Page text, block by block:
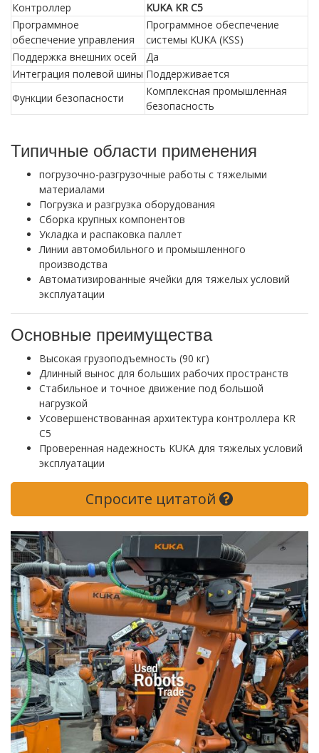
Контроллер
KUKA KR C5
Программное
обеспечение управления
Программное обеспечение
системы KUKA (KSS)
Поддержка внешних осей
Да
Интеграция полевой шины Поддерживается
Функции безопасности
Комплексная промышленная
безопасность
Типичные области применения
погрузочно-разгрузочные работы с тяжелыми
материалами
Погрузка и разгрузка оборудования
Сборка крупных компонентов
Укладка и распаковка паллет
Линии автомобильного и промышленного
производства
Автоматизированные ячейки для тяжелых условий
эксплуатации
Основные преимущества
Высокая грузоподъемность (90 кг)
Длинный вынос для больших рабочих пространств
Стабильное и точное движение под большой
нагрузкой
Усовершенствованная архитектура контроллера KR
C5
Проверенная надежность KUKA для тяжелых условий
эксплуатации
Спросите цитатой